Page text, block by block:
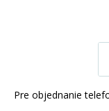
Pre objednanie